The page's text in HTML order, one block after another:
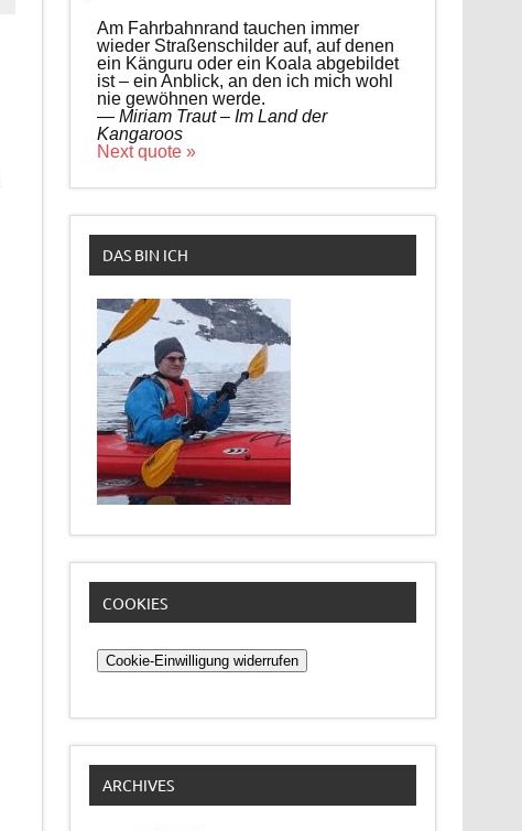
Am Fahrbahnrand tauchen immer
wieder Straßenschilder auf, auf denen
ein Känguru oder ein Koala abgebildet
ist – ein Anblick, an den ich mich wohl
nie gewöhnen werde.
—Miriam Traut – Im Land der
Kangaroos
Next quote »
DAS BIN ICH
COOKIES
Cookie-Einwilligung widerrufen
ARCHIVES